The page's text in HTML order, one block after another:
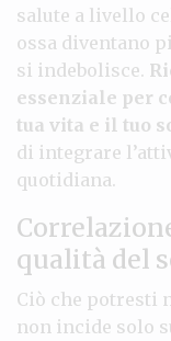
salute a livello
ossa diventano
si indebolisce.
essenziale per
tua vita e il tuo
di integrare
quotidiana.
qualità del
Ciò che potresti
non incide solo